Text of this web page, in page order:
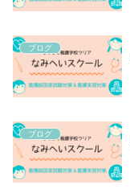
ブログ
ブログ